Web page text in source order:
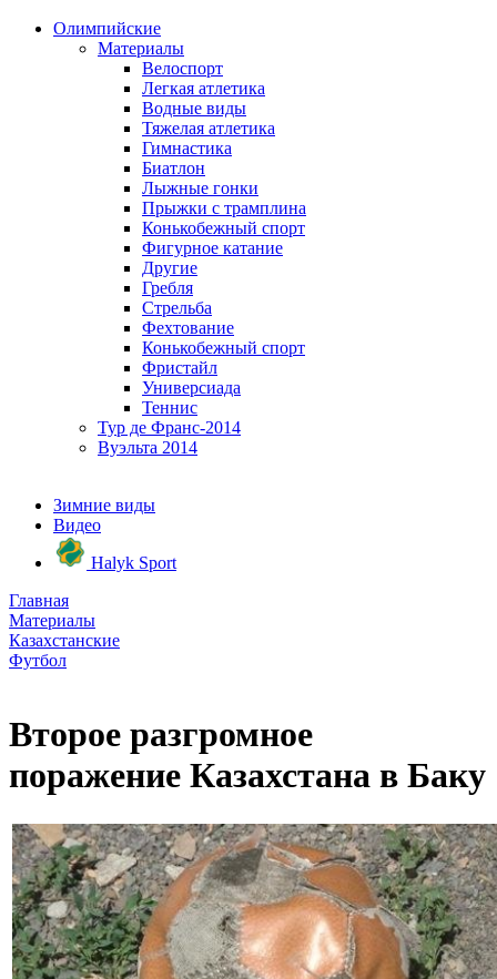
Олимпийские
Материалы
Велоспорт
Легкая атлетика
Водные виды
Тяжелая атлетика
Гимнастика
Биатлон
Лыжные гонки
Прыжки с трамплина
Конькобежный спорт
Фигурное катание
Другие
Гребля
Стрельба
Фехтование
Конькобежный спорт
Фристайл
Универсиада
Теннис
Тур де Франс-2014
Вуэльта 2014
Зимние виды
Видео
Halyk Sport
Главная
Материалы
Казахстанские
Футбол
Второе разгромное
поражение Казахстана в Баку